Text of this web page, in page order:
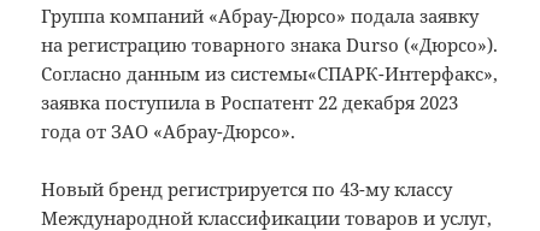
Группа компаний «Абрау-Дюрсо» подала заявку
на регистрацию товарного знака Durso («Дюрсо»).
Согласно данным из системы«СПАРК-Интерфакс»,
заявка поступила в Роспатент 22 декабря 2023
года от ЗАО «Абрау-Дюрсо».
Новый бренд регистрируется по 43-му классу
Международной классификации товаров и услуг,